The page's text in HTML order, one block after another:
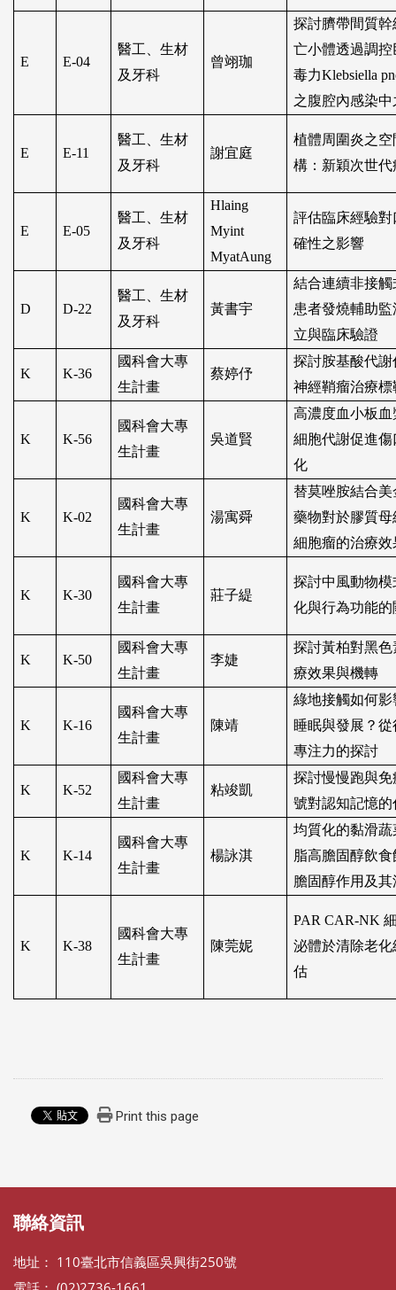
E E-04
醫工、生材
及牙科
曾翊珈
探討臍帶間質
亡小體透過調
毒力Klebsiella
之腹腔內感染
E E-11
醫工、生材
及牙科
謝宜庭
植體周圍炎之
構：新穎次世
E E-05
醫工、生材
及牙科
Hlaing
Myint
MyatAung
評估臨床經驗
確性之影響
D D-22
醫工、生材
及牙科
黃書宇
結合連續非接
患者發燒輔助
立與臨床驗證
K K-36
國科會大專
生計畫
蔡婷伃
探討胺基酸代
神經鞘瘤治療標
K K-56
國科會大專
生計畫
吳道賢
高濃度血小板
細胞代謝促進
化
K K-02
國科會大專
生計畫
湯寓舜
替莫唑胺結合
藥物對於膠質
細胞瘤的治療
K K-30
國科會大專
生計畫
莊子緹
探討中風動物
化與行為功能的
K K-50
國科會大專
生計畫
李婕
探討黃柏對黑
療效果與機轉
K K-16
國科會大專
生計畫
陳靖
綠地接觸如何
睡眠與發展？
專注力的探討
K K-52
國科會大專
生計畫
粘竣凱
探討慢慢跑與
號對認知記憶
K K-14
國科會大專
生計畫
楊詠淇
均質化的黏滑
脂高膽固醇飲
膽固醇作用及
K K-38
國科會大專
生計畫
陳莞妮
PAR CAR-NK
泌體於清除老
估
Print this page
聯絡資訊
地址： 110臺北市信義區吳興街250號